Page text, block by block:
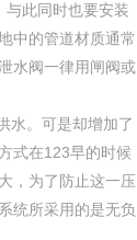
此同时也要安装
中的管道材质通常
水阀一律用闸阀或
水。可是却增加了
式在123早的时候
，为了防止这一压
统所采用的是无负